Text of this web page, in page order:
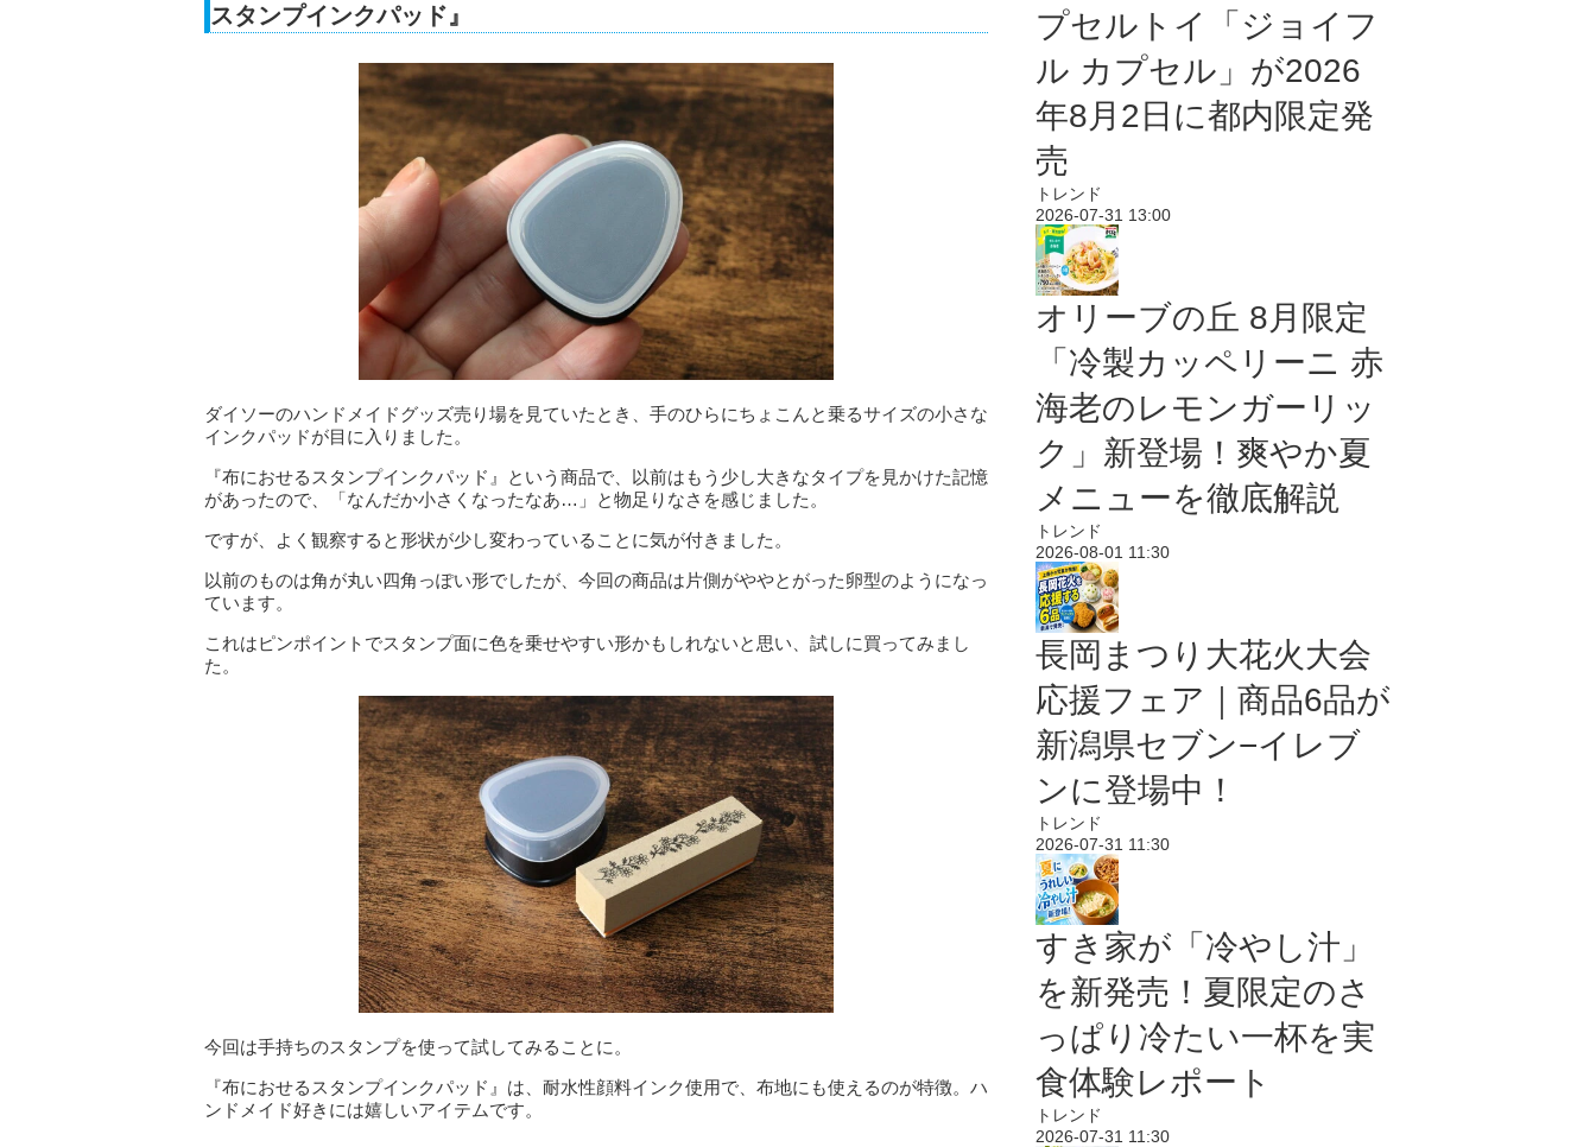
スタンプインクパッド』
ダイソーのハンドメイドグッズ売り場を見ていたとき、手のひらにちょこんと乗るサイズの小さな
インクパッドが目に入りました。
『布におせるスタンプインクパッド』という商品で、以前はもう少し大きなタイプを見かけた記憶
があったので、「なんだか小さくなったなあ…」と物足りなさを感じました。
ですが、よく観察すると形状が少し変わっていることに気が付きました。
以前のものは角が丸い四角っぽい形でしたが、今回の商品は片側がややとがった卵型のようになっ
ています。
これはピンポイントでスタンプ面に色を乗せやすい形かもしれないと思い、試しに買ってみまし
た。
今回は手持ちのスタンプを使って試してみることに。
『布におせるスタンプインクパッド』は、耐水性顔料インク使用で、布地にも使えるのが特徴。ハ
ンドメイド好きには嬉しいアイテムです。
プセルトイ「ジョイフ
ル カプセル」が2026
年8月2日に都内限定発
売
トレンド
2026-07-31 13:00
オリーブの丘 8月限定
「冷製カッペリーニ 赤
海老のレモンガーリッ
ク」新登場！爽やか夏
メニューを徹底解説
トレンド
2026-08-01 11:30
長岡まつり大花火大会
応援フェア｜商品6品が
新潟県セブン−イレブ
ンに登場中！
トレンド
2026-07-31 11:30
すき家が「冷やし汁」
を新発売！夏限定のさ
っぱり冷たい一杯を実
食体験レポート
トレンド
2026-07-31 11:30